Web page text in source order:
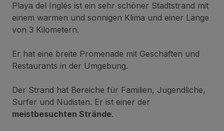
Playa del Inglés ist ein sehr schöner Stadtstrand mit
einem warmen und sonnigen Klima und einer Länge
von 3 Kilometern.
Er hat eine breite Promenade mit Geschäften und
Restaurants in der Umgebung.
Der Strand hat Bereiche für Familien, Jugendliche,
Surfer und Nudisten. Er ist einer der
meistbesuchten Strände.